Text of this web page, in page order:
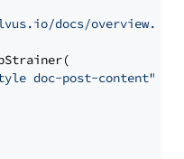
docs/overview.md"
doc-post-content"